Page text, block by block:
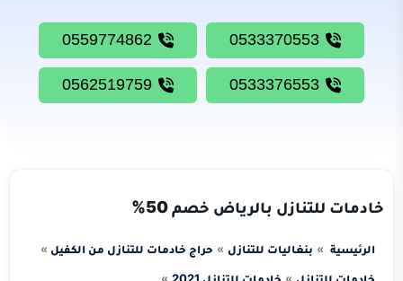
شغالات
للتنازل
خادمات للتنازل بالرياض خصم 50%
الرئيسية بنغاليات للتنازل حراج خادمات للتنازل من الكفيل